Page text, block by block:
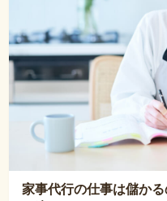
家事代行の仕事は儲か